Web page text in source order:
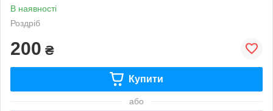
В наявності
Роздріб
200 ₴
Купити
або